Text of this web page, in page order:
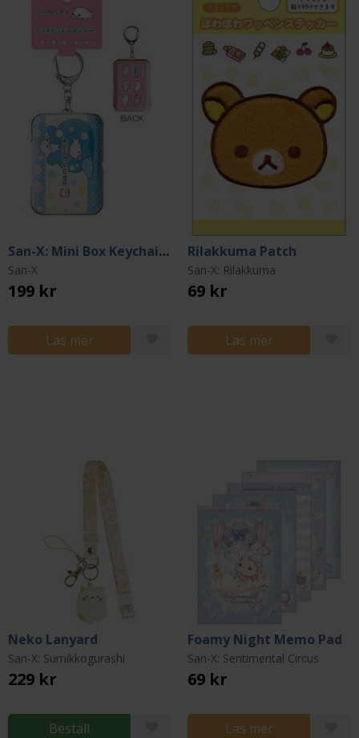
San-X: Mini Box Keychain - Mamegoma
San-X
199 kr
Läs mer
Rilakkuma Patch
San-X: Rilakkuma
69 kr
Läs mer
Neko Lanyard
San-X: Sumikkogurashi
229 kr
Beställ
Foamy Night Memo Pad
San-X: Sentimental Circus
69 kr
Läs mer